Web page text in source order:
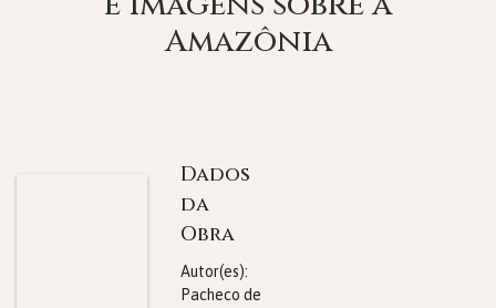
Amazônia
Dados
da
Obra
Autor(es):
Pacheco de